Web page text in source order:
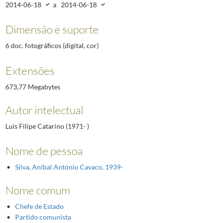
2014-06-18 a 2014-06-18
Dimensão e suporte
6 doc. fotográficos (digital, cor)
Extensões
673,77 Megabytes
Autor intelectual
Luís Filipe Catarino (1971- )
Nome de pessoa
Silva, Aníbal António Cavaco. 1939-
Nome comum
Chefe de Estado
Partido comunista